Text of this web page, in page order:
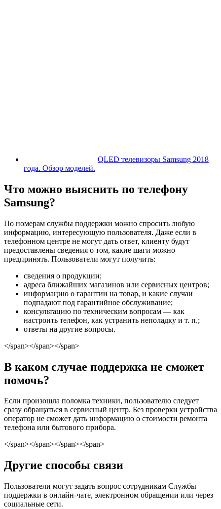
QLED телевизоры Samsung 2018
года. Обзор моделей.
Что можно выяснить по телефону
Samsung?
По номерам службы поддержки можно спросить любую
информацию, интересующую пользователя. Даже если в
телефонном центре не могут дать ответ, клиенту будут
предоставлены сведения о том, какие шаги можно
предпринять. Пользователи могут получить:
сведения о продукции;
адреса ближайших магазинов или сервисных центров;
информацию о гарантии на товар, и какие случаи
подпадают под гарантийное обслуживание;
консультацию по техническим вопросам — как
настроить телефон, как устранить неполадку и т. п.;
ответы на другие вопросы.
</span></span></span>
В каком случае поддержка не сможет
помочь?
Если произошла поломка техники, пользователю следует
сразу обращаться в сервисный центр. Без проверки устройства
оператор не сможет дать информацию о стоимости ремонта
телефона или бытового прибора.
</span></span></span></span>
Другие способы связи
Пользователи могут задать вопрос сотрудникам Службы
поддержки в онлайн-чате, электронном обращении или через
социальные сети.